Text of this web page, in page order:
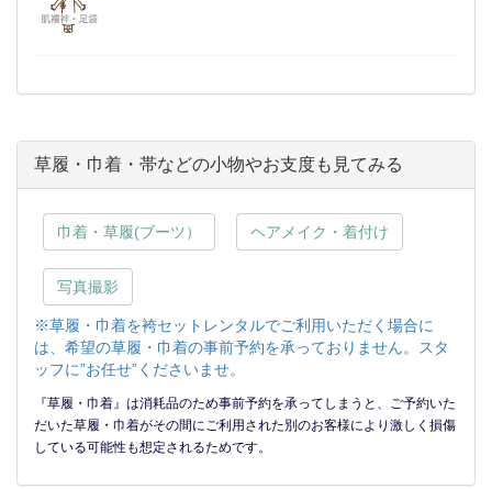
草履・巾着・帯などの小物やお支度も見てみる
巾着・草履(ブーツ） ヘアメイク・着付け
写真撮影
※草履・巾着を袴セットレンタルでご利用いただく場合に
は、希望の草履・巾着の事前予約を承っておりません。スタ
ッフに”お任せ”くださいませ。
『草履・巾着』は消耗品のため事前予約を承ってしまうと、ご予約いた
だいた草履・巾着がその間にご利用された別のお客様により激しく損傷
している可能性も想定されるためです。